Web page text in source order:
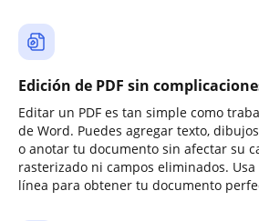
Edición de PDF sin
Editar un PDF es tan simple como
de Word. Puedes agregar texto,
o anotar tu documento sin afectar su
rasterizado ni campos eliminados.
línea para obtener tu documento